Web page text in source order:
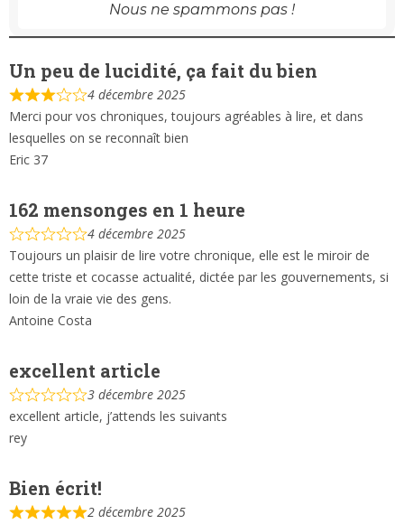
Nous ne spammons pas !
Un peu de lucidité, ça fait du bien
4 décembre 2025
Merci pour vos chroniques, toujours agréables à lire, et dans
lesquelles on se reconnaît bien
Eric 37
162 mensonges en 1 heure
4 décembre 2025
Toujours un plaisir de lire votre chronique, elle est le miroir de
cette triste et cocasse actualité, dictée par les gouvernements, si
loin de la vraie vie des gens.
Antoine Costa
excellent article
3 décembre 2025
excellent article, j’attends les suivants
rey
Bien écrit!
2 décembre 2025